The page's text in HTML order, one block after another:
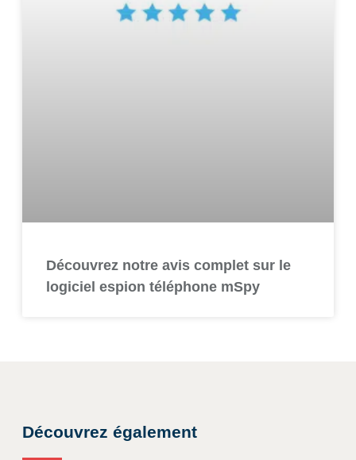
Découvrez notre avis complet sur le
logiciel espion téléphone mSpy
Découvrez également